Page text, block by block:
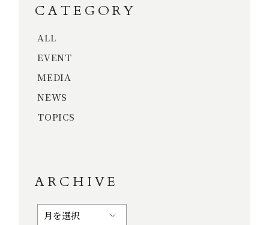
CATEGORY
ALL
EVENT
MEDIA
NEWS
TOPICS
ARCHIVE